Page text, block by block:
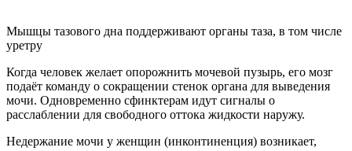
Мышцы тазового дна поддерживают органы таза, в том числе
уретру
Когда человек желает опорожнить мочевой пузырь, его мозг
подаёт команду о сокращении стенок органа для выведения
мочи. Одновременно сфинктерам идут сигналы о
расслаблении для свободного оттока жидкости наружу.
Недержание мочи у женщин (инконтиненция) возникает,